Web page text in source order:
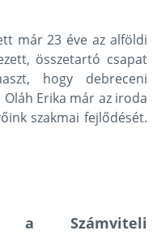
már 23 éve az alföldi
összetartó csapat
hogy debreceni
Erika már az iroda
szakmai fejlődését.
Számviteli